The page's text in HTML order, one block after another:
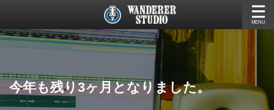
今年も残り3ヶ月となりました。